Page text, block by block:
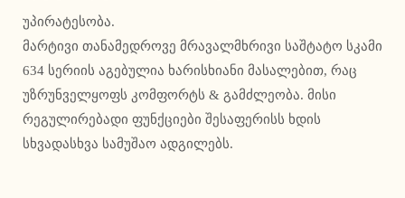
უპირატესობა.
მარტივი თანამედროვე მრავალმხრივი საშტატო სკამი
634 სერიის აგებულია ხარისხიანი მასალებით, რაც
უზრუნველყოფს კომფორტს & გამძლეობა. მისი
რეგულირებადი ფუნქციები შესაფერისს ხდის
სხვადასხვა სამუშაო ადგილებს.